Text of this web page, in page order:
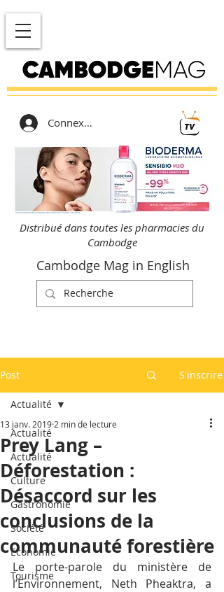
Connexion
Distribué dans toutes les pharmacies du
Cambodge
Cambodge Mag in English
Post S'inscrire
Actualité
Actualité
Culture
Gastronomie
Société
Economie
Tourisme
Actualité
Prey Lang –
Déforestation :
Désaccord sur les
conclusions de la
communauté forestière
13 janv. 2019 2 min de lecture
Le porte-parole du ministère de
l’Environnement, Neth Pheaktra, a